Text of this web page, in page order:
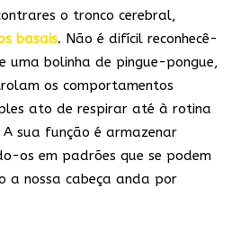
o tronco cerebral,
basais. Não é difícil reconhecê-
uma bolinha de pingue-pongue,
os comportamentos
ato de respirar até à rotina
sua função é armazenar
os em padrões que se podem
a nossa cabeça anda por